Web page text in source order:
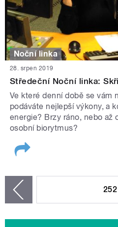
Noční linka
28. srpen 2019
Středeční Noční linka:
Ve které denní době se vám
podáváte nejlepší výkony, a
energie? Brzy ráno, nebo až
osobní biorytmus?
252